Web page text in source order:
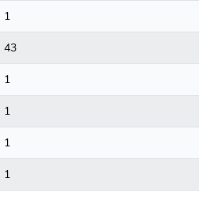
1
43
1
1
1
1